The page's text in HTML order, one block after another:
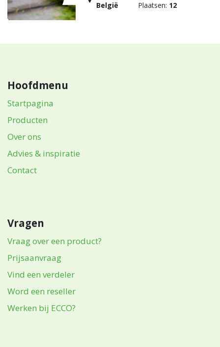
België
Plaatsen: 12
Hoofdmenu
Startpagina
Producten
Over ons
Advies & inspiratie
Contact
Vragen
Vraag over een product?
Prijsaanvraag
Vind een verdeler
Word een reseller
Werken bij ECCO?